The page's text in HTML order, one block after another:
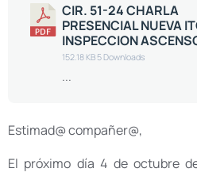
CIR. 51-24 CHARLA
PRESENCIAL NUEVA
INSPECCION
152.18 KB5 Downloads
...
Estimad@ compañer@,
El próximo día 4 de octubre